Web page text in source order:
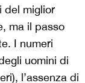
del miglior
ma il passo
I numeri
uomini di
l’assenza di